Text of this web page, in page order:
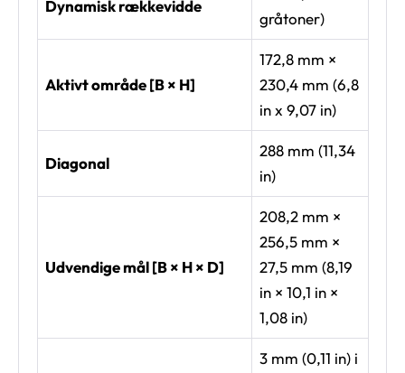
Dynamisk rækkevidde
gråtoner)
Aktivt område [B × H]
172,8 mm ×
230,4 mm (6,8
in x 9,07 in)
Diagonal
288 mm (11,34
in)
Udvendige mål [B × H × D]
208,2 mm ×
256,5 mm ×
27,5 mm (8,19
in × 10,1 in ×
1,08 in)
3 mm (0,11 in) i